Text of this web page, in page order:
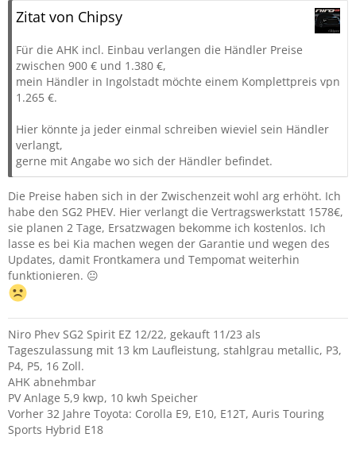
Zitat von Chipsy
Für die AHK incl. Einbau verlangen die Händler Preise
zwischen 900 € und 1.380 €,
mein Händler in Ingolstadt möchte einem Komplettpreis vpn
1.265 €.
Hier könnte ja jeder einmal schreiben wieviel sein Händler
verlangt,
gerne mit Angabe wo sich der Händler befindet.
Die Preise haben sich in der Zwischenzeit wohl arg erhöht. Ich
habe den SG2 PHEV. Hier verlangt die Vertragswerkstatt 1578€,
sie planen 2 Tage, Ersatzwagen bekomme ich kostenlos. Ich
lasse es bei Kia machen wegen der Garantie und wegen des
Updates, damit Frontkamera und Tempomat weiterhin
funktionieren. 😐
Niro Phev SG2 Spirit EZ 12/22, gekauft 11/23 als
Tageszulassung mit 13 km Laufleistung, stahlgrau metallic, P3,
P4, P5, 16 Zoll.
AHK abnehmbar
PV Anlage 5,9 kwp, 10 kwh Speicher
Vorher 32 Jahre Toyota: Corolla E9, E10, E12T, Auris Touring
Sports Hybrid E18